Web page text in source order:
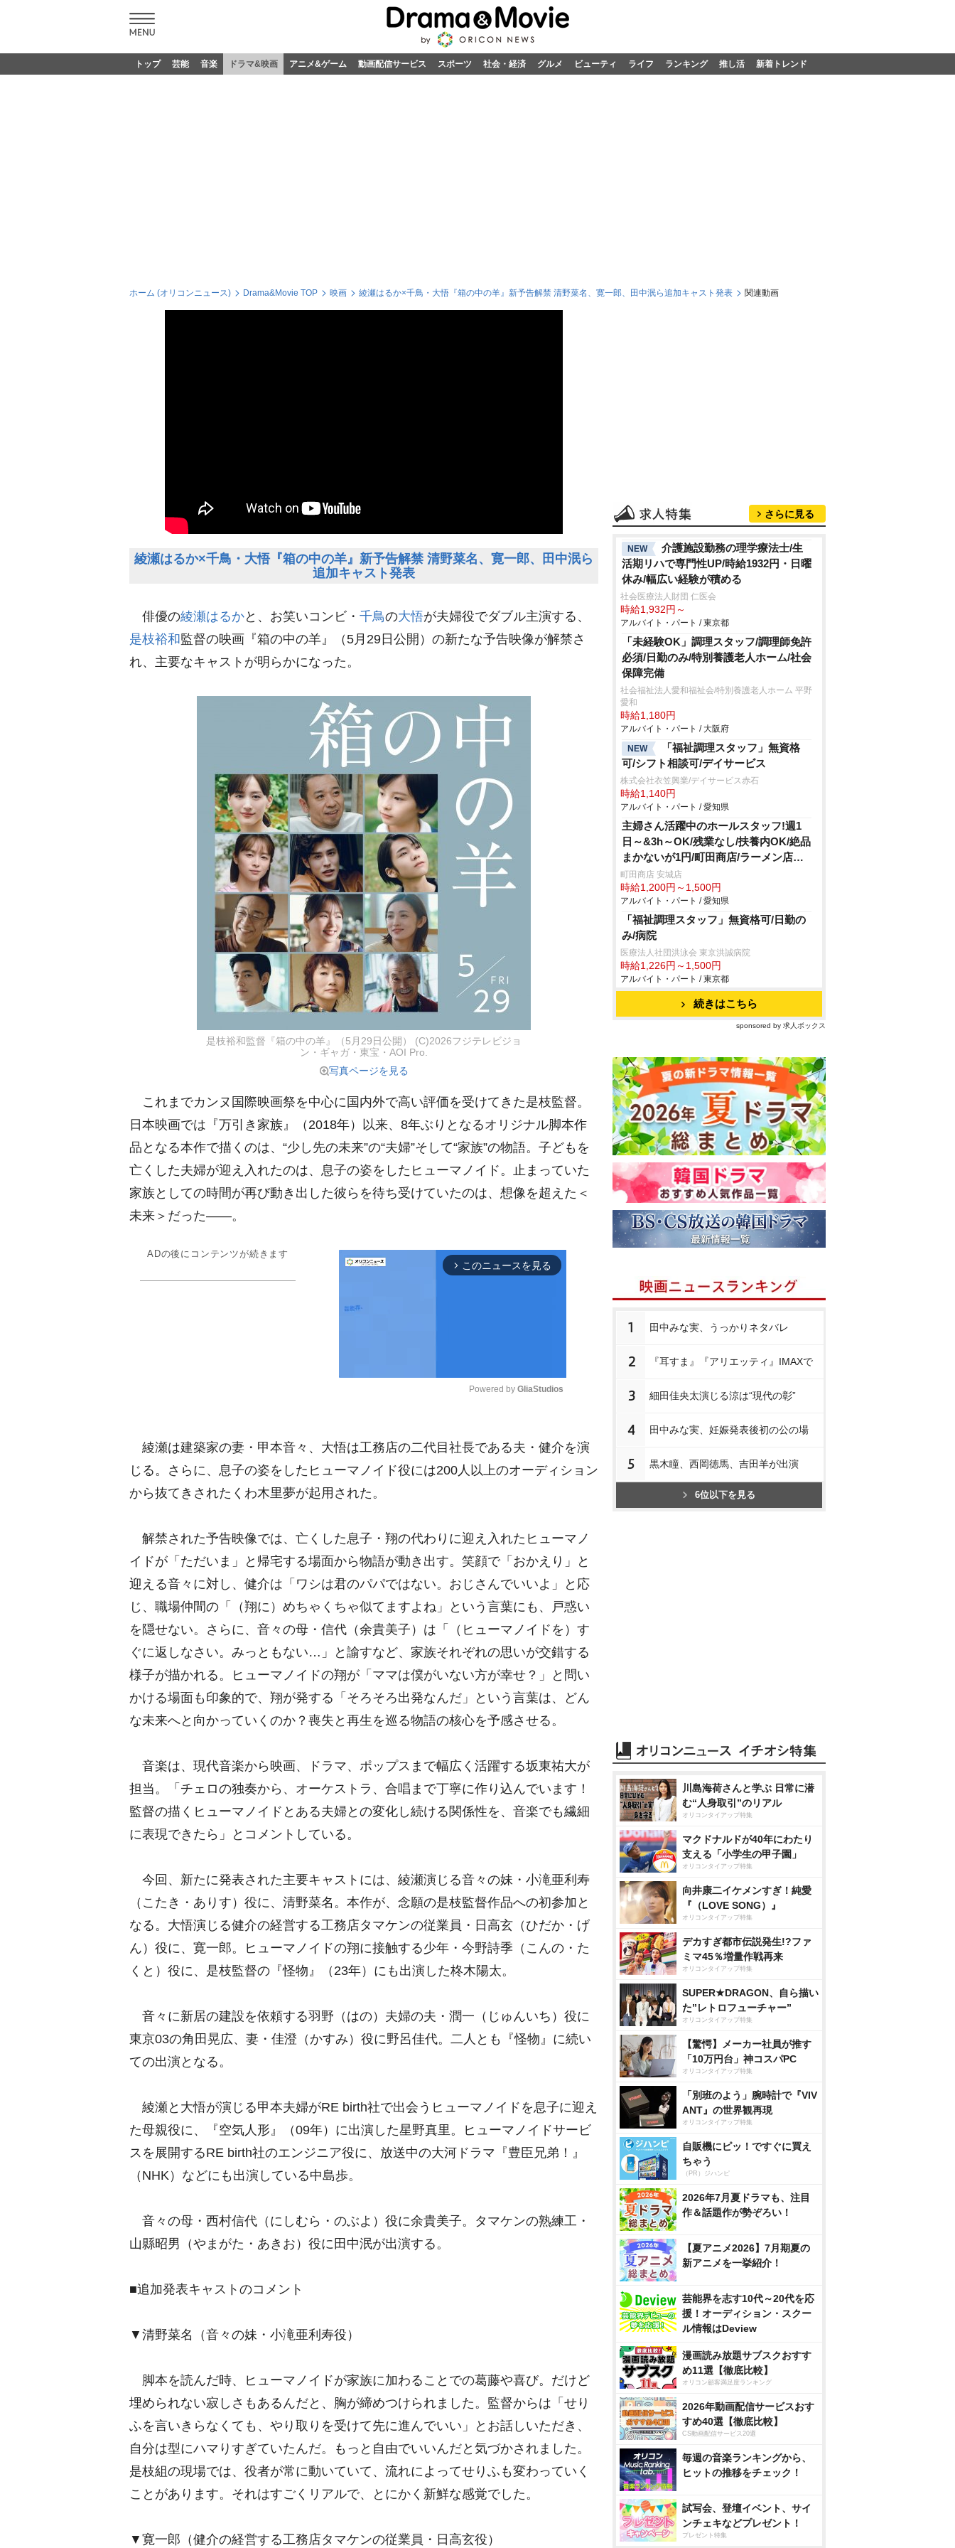
トップ 芸能 音楽 ドラマ&映画 アニメ&ゲーム 動画配信サービス スポーツ 社会・経済 グルメ ビューティ ライフ ランキング 推し活 新着トレンド
ホーム (オリコンニュース) Drama&Movie TOP 映画 綾瀬はるか×千鳥・大悟『箱の中の羊』新予告解禁 清野菜名、寛一郎、田中泯ら追加キャスト発表 関連動画
綾瀬はるか×千鳥・大悟『箱の中の羊』新予告解禁 清野菜名、寛一郎、田中泯ら
追加キャスト発表
俳優の綾瀬はるかと、お笑いコンビ・ 千鳥の大悟が夫婦役でダブル主演する、
是枝裕和監督の映画『箱の中の羊』（5月29日公開）の新たな予告映像が解禁さ
れ、主要なキャストが明らかになった。
是枝裕和監督『箱の中の羊』（5月29日公開） (C)2026フジテレビジョ
ン・ギャガ・東宝・AOI Pro.
写真ページを見る
これまでカンヌ国際映画祭を中心に国内外で高い評価を受けてきた是枝監督。
日本映画では『万引き家族』（2018年）以来、8年ぶりとなるオリジナル脚本作
品となる本作で描くのは、“少し先の未来”の“夫婦”そして“家族”の物語。子どもを
亡くした夫婦が迎え入れたのは、息子の姿をしたヒューマノイド。止まっていた
家族としての時間が再び動き出した彼らを待ち受けていたのは、想像を超えた＜
未来＞だった――。
ADの後にコンテンツが続きます
arrow_forward_ios このニュースを見る
u
t
Powered by GliaStudios
綾瀬は建築家の妻・甲本音々、大悟は工務店の二代目社長である夫・健介を演
じる。さらに、息子の姿をしたヒューマノイド役には200人以上のオーディション
から抜てきされたくわ木里夢が起用された。
解禁された予告映像では、亡くした息子・翔の代わりに迎え入れたヒューマノ
イドが「ただいま」と帰宅する場面から物語が動き出す。笑顔で「おかえり」と
迎える音々に対し、健介は「ワシは君のパパではない。おじさんでいいよ」と応
じ、職場仲間の「（翔に）めちゃくちゃ似てますよね」という言葉にも、戸惑い
を隠せない。さらに、音々の母・信代（余貴美子）は「（ヒューマノイドを）す
ぐに返しなさい。みっともない…」と諭すなど、家族それぞれの思いが交錯する
様子が描かれる。ヒューマノイドの翔が「ママは僕がいない方が幸せ？」と問い
かける場面も印象的で、翔が発する「そろそろ出発なんだ」という言葉は、どん
な未来へと向かっていくのか？喪失と再生を巡る物語の核心を予感させる。
音楽は、現代音楽から映画、ドラマ、ポップスまで幅広く活躍する坂東祐大が
担当。「チェロの独奏から、オーケストラ、合唱まで丁寧に作り込んでいます！
監督の描くヒューマノイドとある夫婦との変化し続ける関係性を、音楽でも繊細
に表現できたら」とコメントしている。
今回、新たに発表された主要キャストには、綾瀬演じる音々の妹・小滝亜利寿
（こたき・ありす）役に、清野菜名。本作が、念願の是枝監督作品への初参加と
なる。大悟演じる健介の経営する工務店タマケンの従業員・日高玄（ひだか・げ
ん）役に、寛一郎。ヒューマノイドの翔に接触する少年・今野詩季（こんの・た
くと）役に、是枝監督の『怪物』（23年）にも出演した柊木陽太。
音々に新居の建設を依頼する羽野（はの）夫婦の夫・潤一（じゅんいち）役に
東京03の角田晃広、妻・佳澄（かすみ）役に野呂佳代。二人とも『怪物』に続い
ての出演となる。
綾瀬と大悟が演じる甲本夫婦がRE birth社で出会うヒューマノイドを息子に迎え
た母親役に、『空気人形』（09年）に出演した星野真里。ヒューマノイドサービ
スを展開するRE birth社のエンジニア役に、放送中の大河ドラマ『豊臣兄弟！』
（NHK）などにも出演している中島歩。
音々の母・西村信代（にしむら・のぶよ）役に余貴美子。タマケンの熟練工・
山縣昭男（やまがた・あきお）役に田中泯が出演する。
■追加発表キャストのコメント
▼清野菜名（音々の妹・小滝亜利寿役）
脚本を読んだ時、ヒューマノイドが家族に加わることでの葛藤や喜び。だけど
埋められない寂しさもあるんだと、胸が締めつけられました。監督からは「せり
ふを言いきらなくても、やり取りを受けて先に進んでいい」とお話しいただき、
自分は型にハマりすぎていたんだ。もっと自由でいいんだと気づかされました。
是枝組の現場では、役者が常に動いていて、流れによってせりふも変わっていく
ことがあります。それはすごくリアルで、とにかく新鮮な感覚でした。
▼寛一郎（健介の経営する工務店タマケンの従業員・日高玄役）
さらに見る
NEW
介護施設勤務の理学療法士/生
活期リハで専門性UP/時給1932円・日曜
休み/幅広い経験が積める
社会医療法人財団 仁医会
時給1,932円～
アルバイト・パート / 東京都
「未経験OK」調理スタッフ/調理師免許
必須/日勤のみ/特別養護老人ホーム/社会
保障完備
社会福祉法人愛和福祉会/特別養護老人ホーム 平野
愛和
時給1,180円
アルバイト・パート / 大阪府
NEW
「福祉調理スタッフ」無資格
可/シフト相談可/デイサービス
株式会社衣笠興業/デイサービス赤石
時給1,140円
アルバイト・パート / 愛知県
主婦さん活躍中のホールスタッフ!週1
日～&3h～OK/残業なし/扶養内OK/絶品
まかないが1円/町田商店/ラーメン店の
深夜帯ホール
町田商店 安城店
時給1,200円～1,500円
アルバイト・パート / 愛知県
「福祉調理スタッフ」無資格可/日勤の
み/病院
医療法人社団洪泳会 東京洪誠病院
時給1,226円～1,500円
アルバイト・パート / 東京都
続きはこちら
sponsored by 求人ボックス
1 田中みな実、うっかりネタバレ
2 『耳すま』『アリエッティ』IMAXで
3 細田佳央太演じる涼は“現代の彰”
4 田中みな実、妊娠発表後初の公の場
5 黒木瞳、西岡徳馬、吉田羊が出演
6位以下を見る
川島海荷さんと学ぶ 日常に潜
む“人身取引”のリアル
オリコンタイアップ特集
マクドナルドが40年にわたり
支える「小学生の甲子園」
オリコンタイアップ特集
向井康二イケメンすぎ！純愛
『（LOVE SONG）』
オリコンタイアップ特集
デカすぎ都市伝説発生!?ファ
ミマ45％増量作戦再来
オリコンタイアップ特集
SUPER★DRAGON、自ら描い
た”レトロフューチャー”
オリコンタイアップ特集
【驚愕】メーカー社員が推す
「10万円台」神コスパPC
オリコンタイアップ特集
「別班のよう」腕時計で『VIV
ANT』の世界観再現
オリコンタイアップ特集
自販機にピッ！ですぐに買え
ちゃう
（PR）ジハンピ
2026年7月夏ドラマも、注目
作＆話題作が勢ぞろい！
【夏アニメ2026】7月期夏の
新アニメを一挙紹介！
芸能界を志す10代～20代を応
援！オーディション・スクー
ル情報はDeview
漫画読み放題サブスクおすす
め11選【徹底比較】
オリコン顧客満足度ランキング
2026年動画配信サービスおす
すめ40選【徹底比較】
CS動画配信サービス20選
毎週の音楽ランキングから、
ヒットの推移をチェック！
試写会、登壇イベント、サイ
ンチェキなどプレゼント！
プレゼント特集